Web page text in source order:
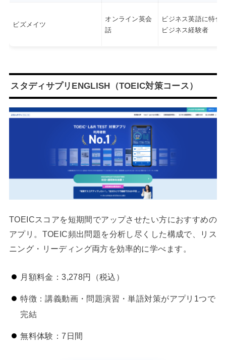
ビズメイツ
オンライン英会
話
ビジネス英語に特化
ビジネス経験者
スタディサプリENGLISH（TOEIC対策コース）
TOEICスコアを短期間でアップさせたい方におすすめの
アプリ。TOEIC頻出問題を分析し尽くした構成で、リス
ニング・リーディング両方を効率的に学べます。
月額料金：3,278円（税込）
特徴：講義動画・問題演習・単語対策がアプリ1つで
完結
無料体験：7日間